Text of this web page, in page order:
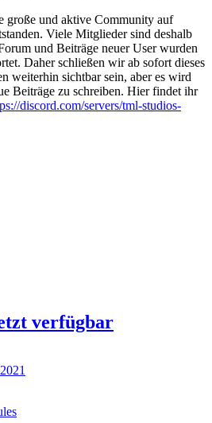
große und aktive Community auf
Viele Mitglieder sind deshalb
und Beiträge neuer User wurden
Daher schließen wir ab sofort dieses
weiterhin sichtbar sein, aber es wird
Beiträge zu schreiben. Hier findet ihr
discord.com/servers/tml-studios-
verfügbar